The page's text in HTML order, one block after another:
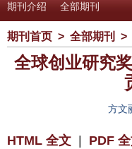
期刊介绍 全部期刊
期刊首页 > 全部期刊 >
全球创业研究
方文
HTML 全文 PDF